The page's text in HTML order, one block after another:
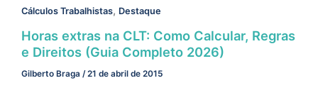
Cálculos Trabalhistas, Destaque
Horas extras na CLT: Como Calcular, Regras
e Direitos (Guia Completo 2026)
Gilberto Braga /21 de abril de 2015